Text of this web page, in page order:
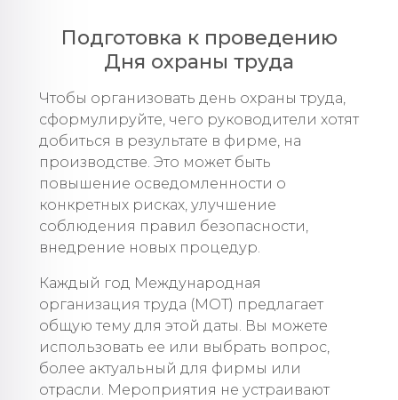
Подготовка к проведению
Дня охраны труда
Чтобы организовать день охраны труда,
сформулируйте, чего руководители хотят
добиться в результате в фирме, на
производстве. Это может быть
повышение осведомленности о
конкретных рисках, улучшение
соблюдения правил безопасности,
внедрение новых процедур.
Каждый год Международная
организация труда (МОТ) предлагает
общую тему для этой даты. Вы можете
использовать ее или выбрать вопрос,
более актуальный для фирмы или
отрасли. Мероприятия не устраивают